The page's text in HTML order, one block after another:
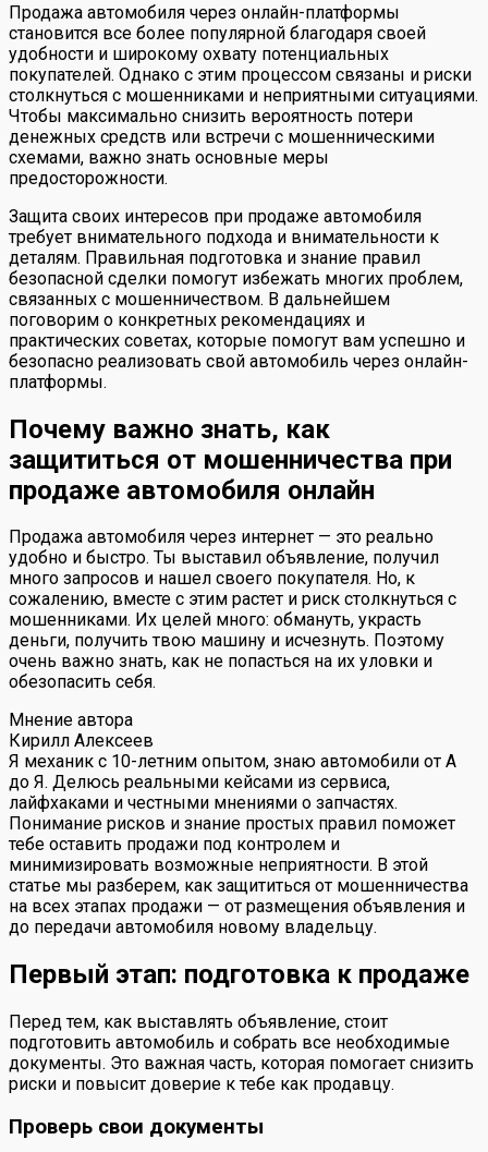
Продажа автомобиля через онлайн-платформы
становится все более популярной благодаря своей
удобности и широкому охвату потенциальных
покупателей. Однако с этим процессом связаны и риски
столкнуться с мошенниками и неприятными ситуациями.
Чтобы максимально снизить вероятность потери
денежных средств или встречи с мошенническими
схемами, важно знать основные меры
предосторожности.
Защита своих интересов при продаже автомобиля
требует внимательного подхода и внимательности к
деталям. Правильная подготовка и знание правил
безопасной сделки помогут избежать многих проблем,
связанных с мошенничеством. В дальнейшем
поговорим о конкретных рекомендациях и
практических советах, которые помогут вам успешно и
безопасно реализовать свой автомобиль через онлайн-
платформы.
Почему важно знать, как
защититься от мошенничества при
продаже автомобиля онлайн
Продажа автомобиля через интернет — это реально
удобно и быстро. Ты выставил объявление, получил
много запросов и нашел своего покупателя. Но, к
сожалению, вместе с этим растет и риск столкнуться с
мошенниками. Их целей много: обмануть, украсть
деньги, получить твою машину и исчезнуть. Поэтому
очень важно знать, как не попасться на их уловки и
обезопасить себя.
Мнение автора
Кирилл Алексеев
Я механик с 10-летним опытом, знаю автомобили от А
до Я. Делюсь реальными кейсами из сервиса,
лайфхаками и честными мнениями о запчастях.
Понимание рисков и знание простых правил поможет
тебе оставить продажи под контролем и
минимизировать возможные неприятности. В этой
статье мы разберем, как защититься от мошенничества
на всех этапах продажи — от размещения объявления и
до передачи автомобиля новому владельцу.
Первый этап: подготовка к продаже
Перед тем, как выставлять объявление, стоит
подготовить автомобиль и собрать все необходимые
документы. Это важная часть, которая помогает снизить
риски и повысит доверие к тебе как продавцу.
Проверь свои документы